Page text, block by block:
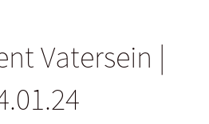
Vatersein |